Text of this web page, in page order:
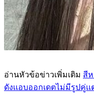
อ่านหัวข้อข่าวเพิ่มเติม สี
ดังเเอบออกเดตไม่มีรูปคู่เ